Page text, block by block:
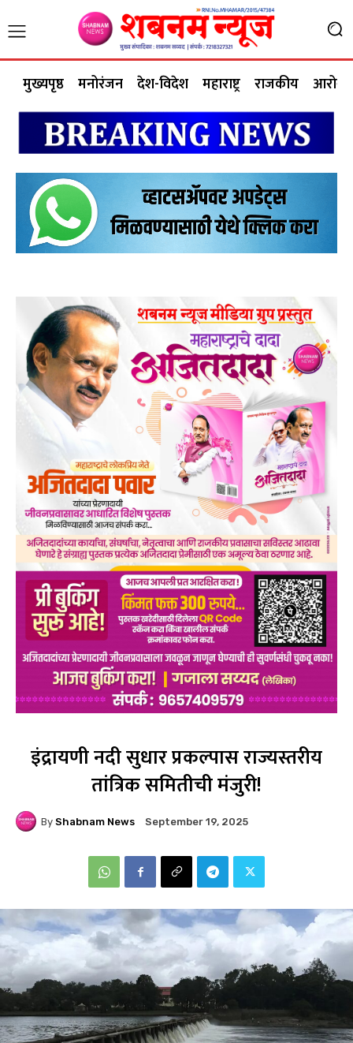
मुख्यपृष्ठ मनोरंजन देश-विदेश महाराष्ट्र राजकीय आरोग्य
इंद्रायणी नदी सुधार प्रकल्पास राज्यस्तरीय
तांत्रिक समितीची मंजुरी!
By Shabnam News September 19, 2025